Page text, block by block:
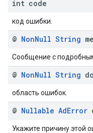
int code
код ошибки.
@ NonNull String
Сообщение с
@ NonNull String
область ошибок.
@ Nullable AdError
Укажите причину этой